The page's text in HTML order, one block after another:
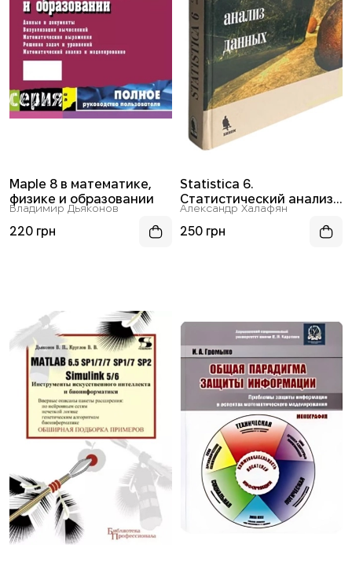
Maple 8 в математике,
физике и образовании
Владимир Дьяконов
220 грн
Statistica 6.
Статистический анализ
данных
Александр Халафян
250 грн